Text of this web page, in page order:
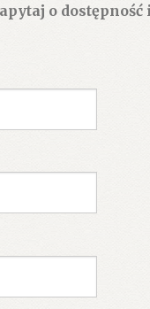
o dostępność i